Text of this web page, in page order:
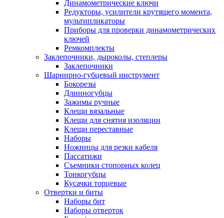
Динамометрические ключи
Редукторы, усилители крутящего момента,
мультипликаторы
Приборы для проверки динамометрических
ключей
Ремкомплекты
Заклепочники, дыроколы, степлеры
Заклепочники
Шарнирно-губцевый инструмент
Бокорезы
Длинногубцы
Зажимы ручные
Клещи вязальные
Клещи для снятия изоляции
Клещи переставные
Наборы
Ножницы для резки кабеля
Пассатижи
Съемники стопорных колец
Тонкогубцы
Кусачки торцевые
Отвертки и биты
Наборы бит
Наборы отверток